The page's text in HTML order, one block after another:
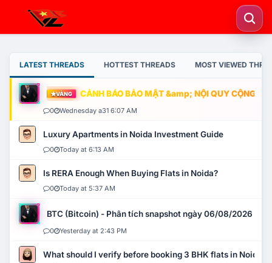
LATEST THREADS HOTTEST THREADS MOST VIEWED
VÀNG CẢNH BÁO BẢO MẬT &amp; NỘI QUY CỘNG
0 Wednesday a31 6:07 AM
Luxury Apartments in Noida Investment Guide
0 Today at 6:13 AM
Is RERA Enough When Buying Flats in Noida?
0 Today at 5:37 AM
BTC (Bitcoin) - Phân tích snapshot ngày 06/08/2026
0 Yesterday at 2:43 PM
What should I verify before booking 3 BHK flats in Noida?